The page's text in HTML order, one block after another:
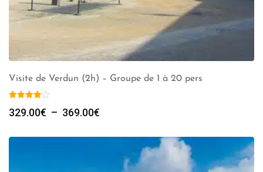
Visite de Verdun (2h) – Groupe de 1 à 20 pers
329.00€ – 369.00€
prix :